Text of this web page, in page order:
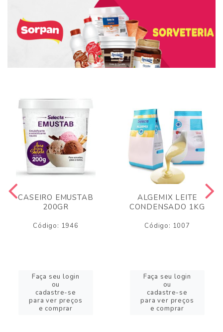
CASEIRO EMUSTAB
200GR
Código: 1946
Faça seu login
ou
cadastre-se
para ver preços
e comprar
ALGEMIX LEITE
CONDENSADO 1KG
Código: 1007
Faça seu login
ou
cadastre-se
para ver preços
e comprar